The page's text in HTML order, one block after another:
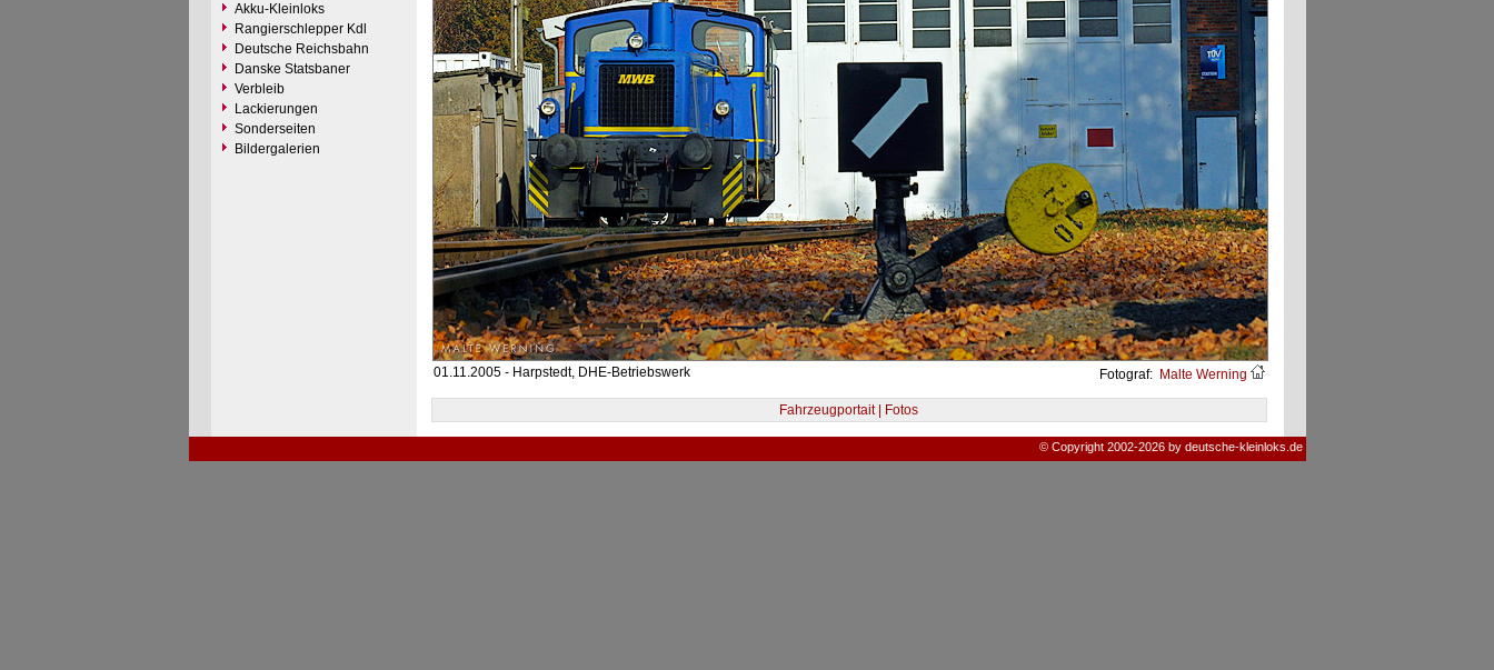
Akku-Kleinloks
Rangierschlepper Kdl
Deutsche Reichsbahn
Danske Statsbaner
Verbleib
Lackierungen
Sonderseiten
Bildergalerien
01.11.2005 - Harpstedt, DHE-Betriebswerk Fotograf: Malte Werning
Fahrzeugportait | Fotos
© Copyright 2002-2026 by deutsche-kleinloks.de